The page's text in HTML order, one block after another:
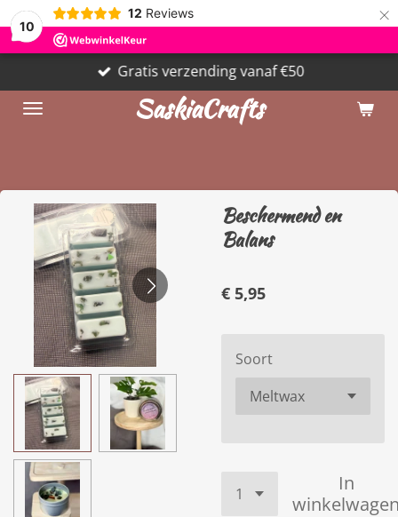
10
12 Reviews ×
SaskiaCrafts
Gratis verzending vanaf €50
Beschermend en
Balans
€ 5,95
Soort
In